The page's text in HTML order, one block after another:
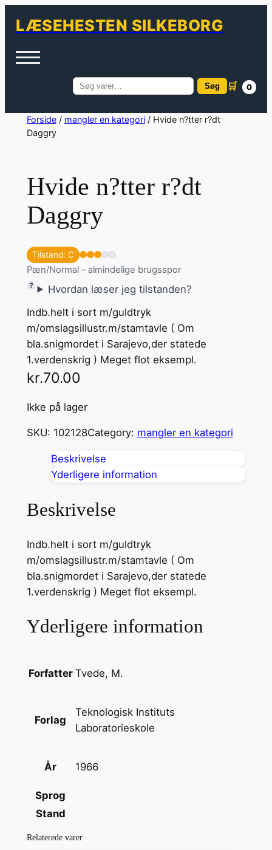
LÆSEHESTEN SILKEBORG
Søg
Søg 🛒 0
SpringForside/ mangler en kategori/ Hvide n?tter r?dt
Daggry
Hvide n?tter r?dt
Daggry
Tilstand: C
Pæn/Normal – almindelige brugsspor
Hvordan læser jeg tilstanden?
Indb.helt i sort m/guldtryk
m/omslagsillustr.m/stamtavle ( Om
bla.snigmordet i Sarajevo,der statede
1.verdenskrig ) Meget flot eksempl.
kr.70.00
Ikke på lager
SKU: 102128Category: mangler en kategori
Beskrivelse
Yderligere information
Beskrivelse
Indb.helt i sort m/guldtryk
m/omslagsillustr.m/stamtavle ( Om
bla.snigmordet i Sarajevo,der statede
1.verdenskrig ) Meget flot eksempl.
Yderligere information
Forfatter Tvede, M.
Forlag
Teknologisk Instituts
Laboratorieskole
År 1966
Sprog
Stand
Relaterede varer